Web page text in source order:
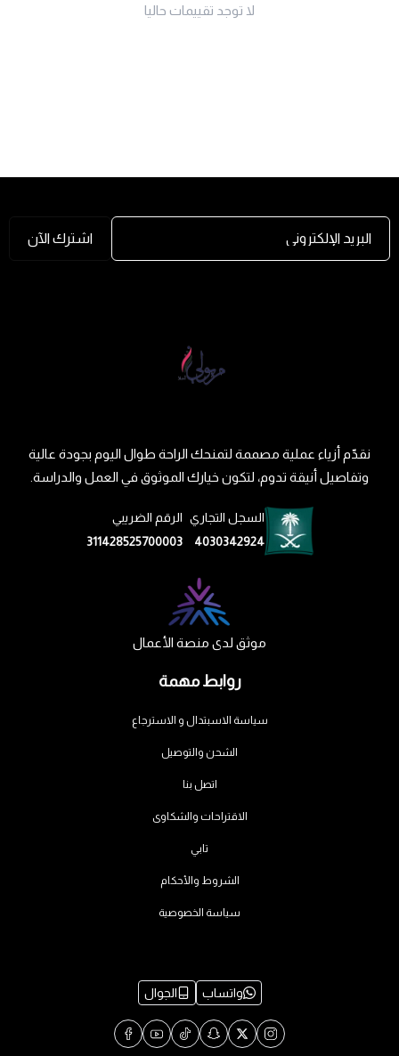
لا توجد تقييمات حاليا
البريد الإلكتروني
اشترك الآن
روابط مهمة
سياسة الاسبتدال و الاسترجاع
الشحن والتوصيل
اتصل بنا
الاقتراحات والشكاوى
تابي
الشروط والأحكام
سياسة الخصوصية
نقدّم أزياء عملية مصممة لتمنحك الراحة طوال اليوم بجودة عالية
وتفاصيل أنيقة تدوم، لتكون خيارك الموثوق في العمل والدراسة.
السجل التجاري
4030342924
الرقم الضريبي
311428525700003
موثق لدى منصة الأعمال
واتساب الجوال